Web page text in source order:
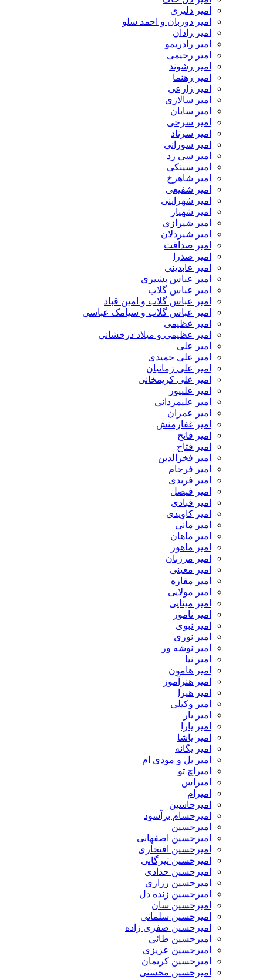
امیر دلیری
امیر دوربان و احمد سلو
امیر رادان
امیر رادریمو
امیر رحیمی
امیر رشوند
امیر رهنما
امیر زارعی
امیر سالاری
امیر سایان
امیر سرخی
امیر سرناد
امیر سورانی
امیر سی زد
امیر سینکی
امیر شاهرخ
امیر شفیعی
امیر شهراینی
امیر شهیار
امیر شیرازی
امیر شیردلان
امیر صداقت
امیر صدرا
امیر عابدینی
امیر عباس بشیری
امیر عباس گلاب
امیر عباس گلاب و امین قباد
امیر عباس گلاب و سیامک عباسی
امیر عظیمی
امیر عظیمی و میلاد درخشانی
امیر علی
امیر علی حمیدی
امیر علی زمانیان
امیر علی کریمخانی
امیر علیپور
امیر علیمردانی
امیر عمران
امیر غفارمنش
امیر فاتح
امیر فتاح
امیر فخرالدین
امیر فرجام
امیر فریدی
امیر فیصل
امیر قبادی
امیر کاویدی
امیر مانی
امیر ماهان
امیر ماهور
امیر مرزبان
امیر معینی
امیر مقاره
امیر مولایی
امیر مینایی
امیر نامور
امیر نبوی
امیر نوری
امیر نوشه ور
امیر نیا
امیر هامون
امیر هنرآموز
امیر هیرا
امیر وکیلی
امیر یار
امیر یارا
امیر یاشا
امیر یگانه
امیر یل و مودی ام
امیراچ تو
امیراس
امیرام
امیرحاسین
امیرحسام برآسود
امیرحسین
امیرحسین اصفهانی
امیرحسین افتخاری
امیرحسین تیرگانی
امیرحسین حدادی
امیرحسین رزازی
امیرحسین زنده دل
امیرحسین سان
امیرحسین سلمانی
امیرحسین صفری زاده
امیرحسین طائی
امیرحسین عزیزی
امیرحسین کریمان
امیرحسین محسنی